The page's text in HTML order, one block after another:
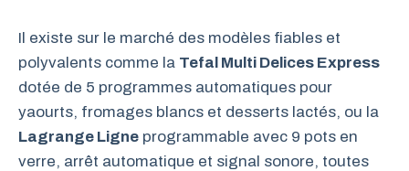
Il existe sur le marché des modèles fiables et
polyvalents comme la Tefal Multi Delices Express
dotée de 5 programmes automatiques pour
yaourts, fromages blancs et desserts lactés, ou la
Lagrange Ligne programmable avec 9 pots en
verre, arrêt automatique et signal sonore, toutes